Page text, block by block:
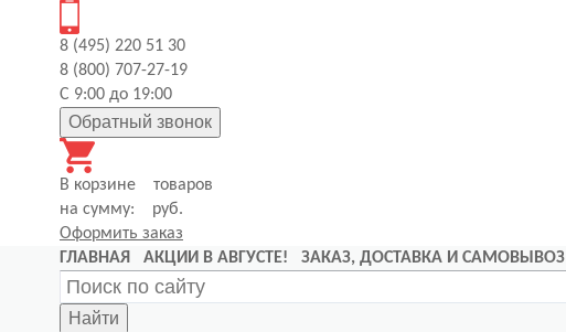
8 (495) 220 51 30
8 (800) 707-27-19
С 9:00 до 19:00
Обратный звонок
В корзине
товаров
на сумму:
руб.
Оформить заказ
ГЛАВНАЯ
АКЦИИ В АВГУСТЕ! ЗАКАЗ, ДОСТАВКА И САМОВЫВОЗ
Найти